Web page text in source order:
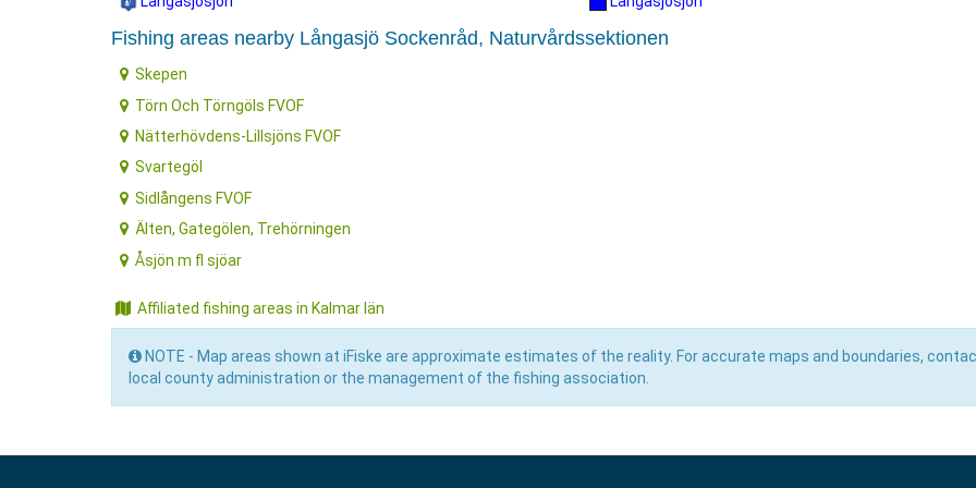
Fishing areas nearby Långasjö Sockenråd, Naturvårdssektionen
Skepen
Törn Och Törngöls FVOF
Nätterhövdens-Lillsjöns FVOF
Svartegöl
Sidlångens FVOF
Älten, Gategölen, Trehörningen
Åsjön m fl sjöar
Affiliated fishing areas in Kalmar län
NOTE - Map areas shown at iFiske are approximate estimates of the reality. For accurate maps and boundaries,
local county administration or the management of the fishing association.